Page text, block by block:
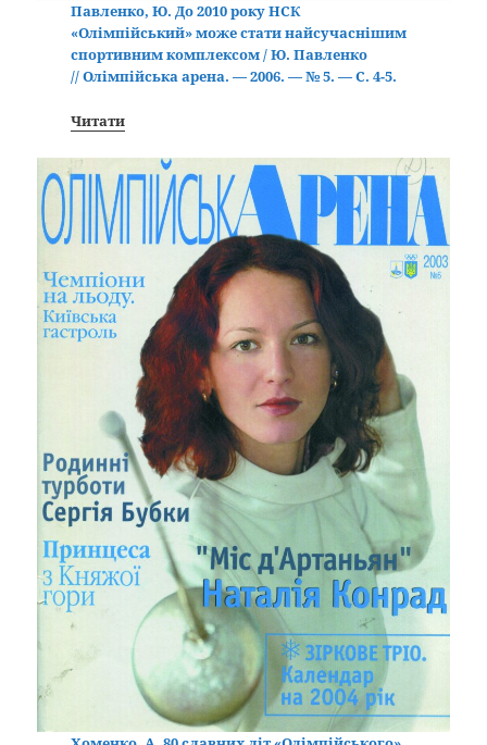
Павленко, Ю. До 2010 року НСК
«Олімпійський» може стати найсучаснішим
спортивним комплексом / Ю. Павленко
// Олімпійська арена. — 2006. — № 5. — С. 4-5.
Читати